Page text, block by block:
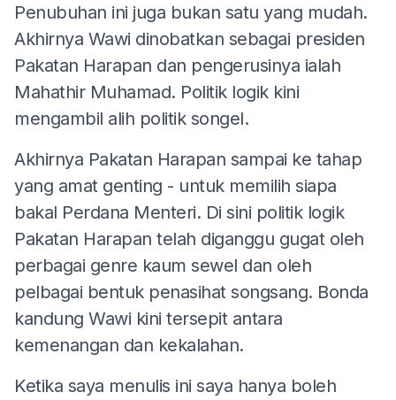
Penubuhan ini juga bukan satu yang mudah.
Akhirnya Wawi dinobatkan sebagai presiden
Pakatan Harapan dan pengerusinya ialah
Mahathir Muhamad. Politik logik kini
mengambil alih politik songel.
Akhirnya Pakatan Harapan sampai ke tahap
yang amat genting - untuk memilih siapa
bakal Perdana Menteri. Di sini politik logik
Pakatan Harapan telah diganggu gugat oleh
perbagai genre kaum sewel dan oleh
pelbagai bentuk penasihat songsang. Bonda
kandung Wawi kini tersepit antara
kemenangan dan kekalahan.
Ketika saya menulis ini saya hanya boleh